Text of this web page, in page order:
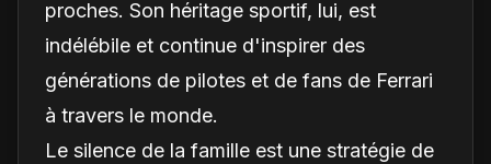
proches. Son héritage sportif, lui, est
indélébile et continue d'inspirer des
générations de pilotes et de fans de Ferrari
à travers le monde.
Le silence de la famille est une stratégie de